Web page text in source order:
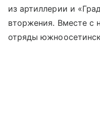
из артиллерии и
вторжения. Вместе с
отряды